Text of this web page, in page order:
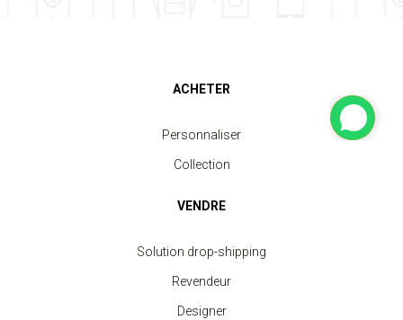
ACHETER
Personnaliser
Collection
VENDRE
Solution drop-shipping
Revendeur
Designer